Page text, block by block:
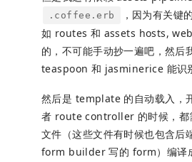
.coffee.erb
，因为有关键
如 routes 和 assets hosts,
的，不可能手动抄一遍吧，然后
teaspoon 和 jasminerice 能识
然后是 template 的自动载入，
者 route controller 的时候，都
文件（这些文件有时候也包含后
form builder 写的 form）编译